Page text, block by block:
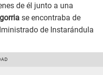
de él junto a una
se encontraba de
de Instarándula